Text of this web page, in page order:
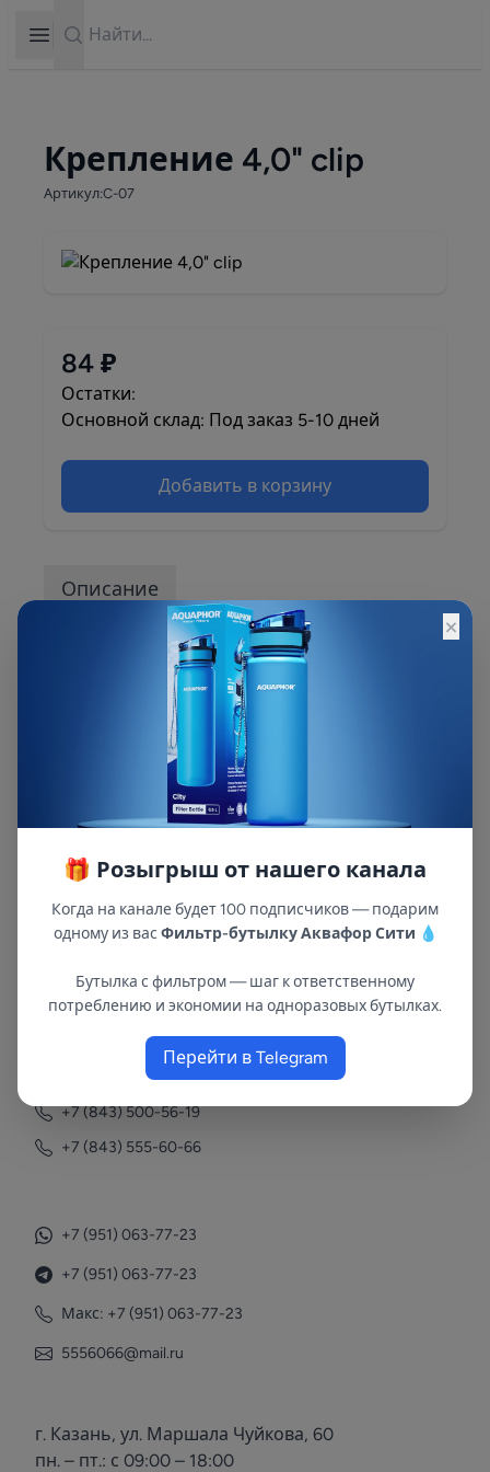
Open sidebar
Крепление 4,0" clip
Артикул:C-07
84 ₽
Остатки:
Основной склад: Под заказ 5-10 дней
Добавить в корзину
Описание
Описание и характеристики смотрите на
В республиках Татарстан и Марий Эл
+7 (843) 558-78-43
+7 (843) 500-56-19
+7 (843) 555-60-66
+7 (951) 063-77-23
+7 (951) 063-77-23
Макс: +7 (951) 063-77-23
5556066@mail.ru
г. Казань, ул. Маршала Чуйкова, 60
пн. – пт.: с 09:00 – 18:00
×
🎁 Розыгрыш от нашего канала
Когда на канале будет 100 подписчиков — подарим
одному из вас Фильтр-бутылку Аквафор Сити 💧
Бутылка с фильтром — шаг к ответственному
потреблению и экономии на одноразовых бутылках.
Перейти в Telegram